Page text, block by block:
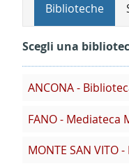
Biblioteche
Scegli una
ANCONA -
FANO - Mediateca
MONTE SAN